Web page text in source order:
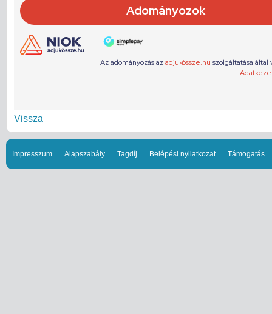
Vissza
Impresszum Alapszabály Tagdíj Belépési nyilatkozat Támogatás